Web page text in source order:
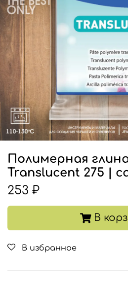
Полимерная
Translucent 275 |
253 ₽
В
В избранное